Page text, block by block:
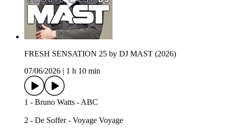
FRESH SENSATION 25 by DJ MAST (2026)
07/06/2026
1 h 10 min
1 - Bruno Watts - ABC
2 - De Soffer - Voyage Voyage